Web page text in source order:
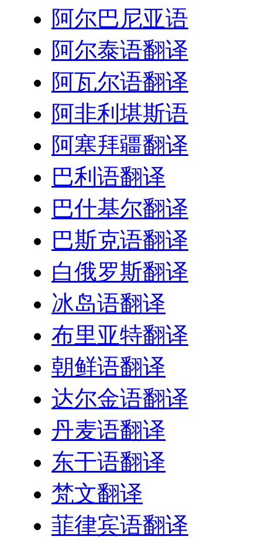
阿尔巴尼亚语
阿尔泰语翻译
阿瓦尔语翻译
阿非利堪斯语
阿塞拜疆翻译
巴利语翻译
巴什基尔翻译
巴斯克语翻译
白俄罗斯翻译
冰岛语翻译
布里亚特翻译
朝鲜语翻译
达尔金语翻译
丹麦语翻译
东干语翻译
梵文翻译
菲律宾语翻译